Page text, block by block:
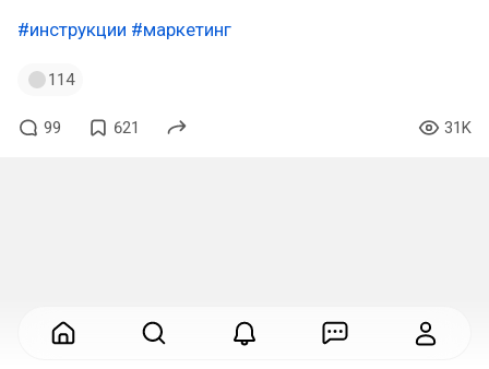
#инструкции #маркетинг
114
99 621 31K